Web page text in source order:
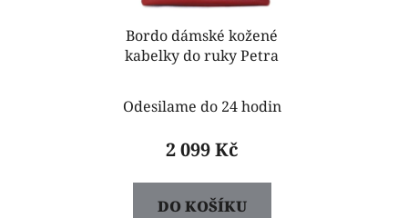
Bordo dámské kožené
kabelky do ruky Petra
Odesilame do 24 hodin
2 099 Kč
DO KOŠÍKU